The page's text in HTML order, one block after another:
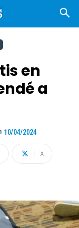
en
a
10/04/2024
X